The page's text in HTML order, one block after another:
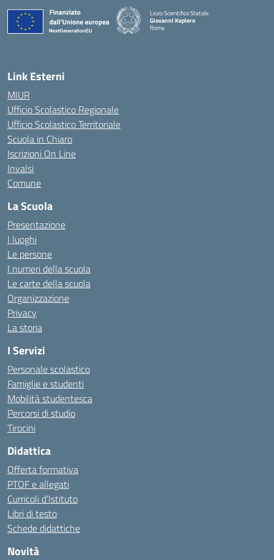
Liceo Scientifico Statale
Giovanni Keplero
Roma
Link Esterni
MIUR
Ufficio Scolastico Regionale
Ufficio Scolastico Territoriale
Scuola in Chiaro
Iscrizioni On Line
Invalsi
Comune
La Scuola
Presentazione
I luoghi
Le persone
I numeri della scuola
Le carte della scuola
Organizzazione
Privacy
La storia
I Servizi
Personale scolastico
Famiglie e studenti
Mobilità studentesca
Percorsi di studio
Tirocini
Didattica
Offerta formativa
PTOF e allegati
Curricoli d’Istituto
Libri di testo
Schede didattiche
Novità